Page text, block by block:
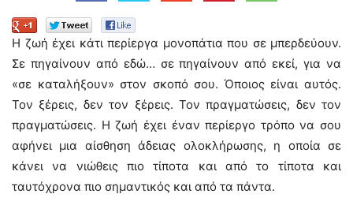
Η ζωή έχει κάτι περίεργα μονοπάτια που σε μπερδεύουν.
Σε πηγαίνουν από εδώ… σε πηγαίνουν από εκεί, για να
«σε καταλήξουν» στον σκοπό σου. Όποιος είναι αυτός.
Τον ξέρεις, δεν τον ξέρεις. Τον πραγματώσεις, δεν τον
πραγματώσεις. Η ζωή έχει έναν περίεργο τρόπο να σου
αφήνει μια αίσθηση άδειας ολοκλήρωσης, η οποία σε
κάνει να νιώθεις πιο τίποτα και από το τίποτα και
ταυτόχρονα πιο σημαντικός και από τα πάντα.